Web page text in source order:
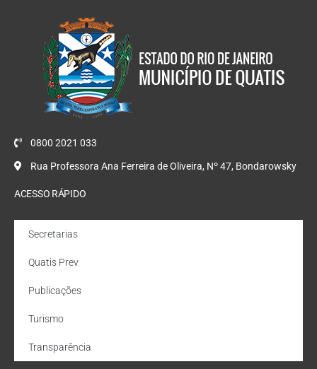
0800 2021 033
Rua Professora Ana Ferreira de Oliveira, Nº 47, Bondarowsky
ACESSO RÁPIDO
Secretarias
Quatis Prev
Publicações
Turismo
Transparência